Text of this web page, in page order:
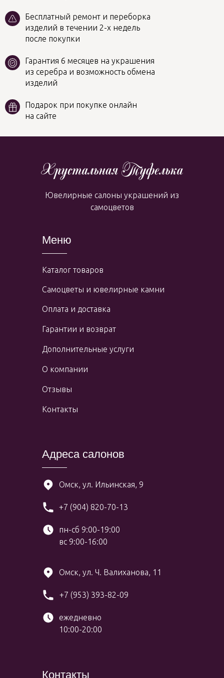
Бесплатный ремонт и переборка
изделий в течении 2-х недель
после покупки
Гарантия 6 месяцев на украшения
из серебра и возможность обмена
изделий
Подарок при покупке онлайн
на сайте
Меню
Каталог товаров
Самоцветы и ювелирные камни
Оплата и доставка
Адреса салонов
+7 (904) 820-70-13
пн-сб 9:00-19:00
вс 9:00-16:00
Омск, ул. Ильинская, 9
Ювелирные салоны украшений из
самоцветов
+7 (953) 393-82-09
ежедневно
10:00-20:00
Омск, ул. Ч. Валиханова, 11
Контакты
Гарантии и возврат
Дополнительные услуги
О компании
Отзывы
Контакты